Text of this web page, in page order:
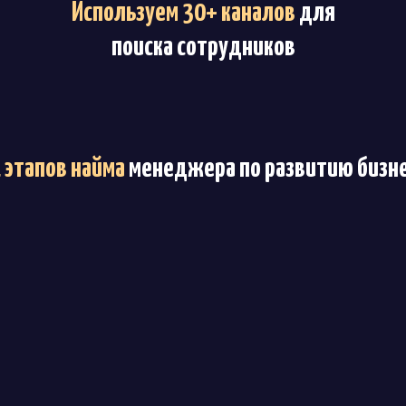
Используем 30+ каналов для
поиска сотрудников
этапов найма менеджера по развитию